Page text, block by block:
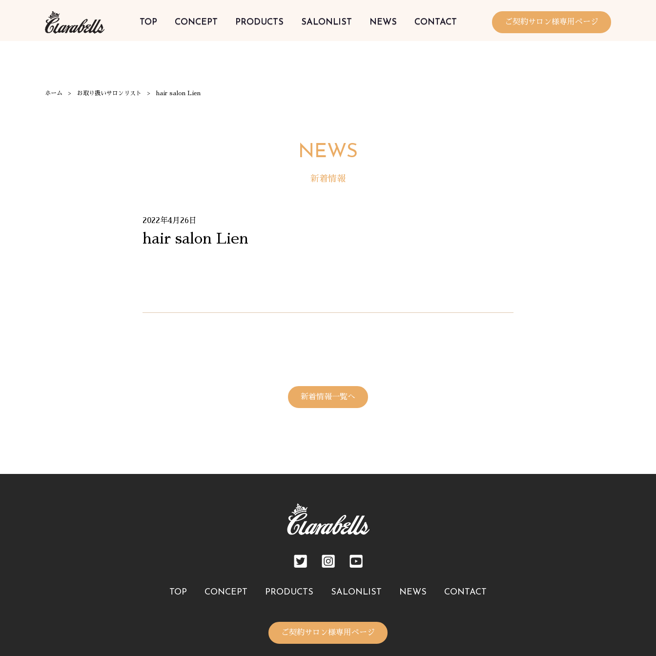
TOP CONCEPT PRODUCTS SALONLIST NEWS CONTACT ご契約サロン様専用ページ
ホーム お取り扱いサロンリスト hair salon Lien
NEWS
新着情報
2022年4月26日
hair salon Lien
新着情報一覧へ
TOP CONCEPT PRODUCTS SALONLIST NEWS CONTACT
ご契約サロン様専用ページ